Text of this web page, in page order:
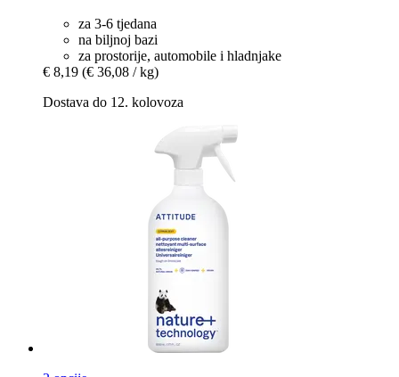
za 3-6 tjedana
na biljnoj bazi
za prostorije, automobile i hladnjake
€ 8,19 (€ 36,08 / kg)
Dostava do 12. kolovoza